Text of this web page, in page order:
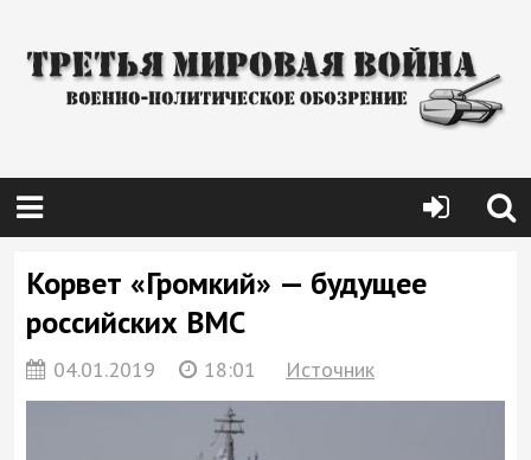
Корвет «Громкий» — будущее
российских ВМС
04.01.2019 18:01 Источник